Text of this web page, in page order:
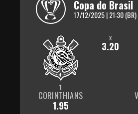
Copa do Brasil
17/12/2025 | 21:30 (BR)
1
CORINTHIANS
1.95
x
3.20